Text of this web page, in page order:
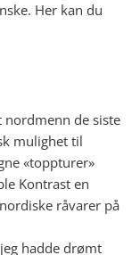
Her kan du
de siste
mulighet til
«toppturer»
Kontrast en
råvarer på
hadde drømt